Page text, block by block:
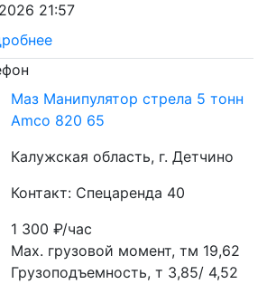
21:57
Маз Манипулятор стрела 5 тонн
Amco 820 65
Калужская область, г. Детчино
Контакт: Спецаренда 40
1 300₽/час
Мах. грузовой момент, тм 19,62
Грузоподъемность, т 3,85/ 4,52